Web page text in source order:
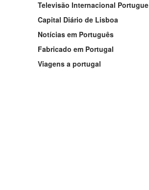
Televisão Internacional Portugue
Capital Diário de Lisboa
Notícias em Português
Fabricado em Portugal
Viagens a portugal